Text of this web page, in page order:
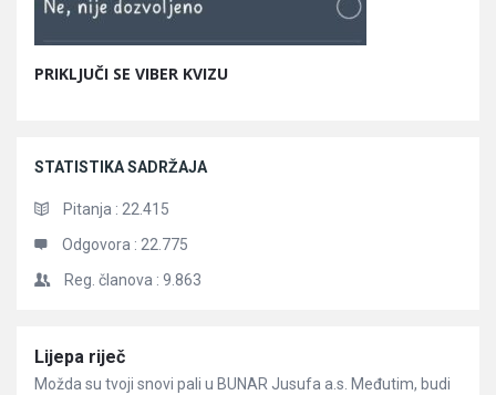
PRIKLJUČI SE VIBER KVIZU
STATISTIKA SADRŽAJA
Pitanja : 22.415
Odgovora : 22.775
Reg. članova : 9.863
Članci
Lijepa riječ
Možda su tvoji snovi pali u BUNAR Jusufa a.s. Međutim, budi